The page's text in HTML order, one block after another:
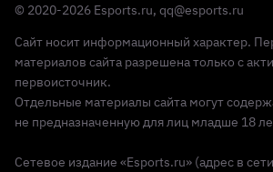
© 2020-2026 Esports.ru, qq@esports.ru
Сайт носит информационный характер.
материалов сайта разрешена только с
первоисточник.
Отдельные материалы сайта могут
не предназначенную для лиц младше 18
Сетевое издание «Esports.ru» (адрес в